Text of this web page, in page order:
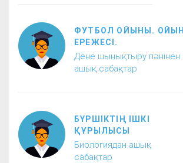
ФУТБОЛ ОЙЫНЫ. ОЙЫН
ЕРЕЖЕСІ.
Дене шынықтыру пәнінен
ашық сабақтар
БҮРШІКТІҢ ІШКІ
ҚҰРЫЛЫСЫ
Биологиядан ашық
сабақтар